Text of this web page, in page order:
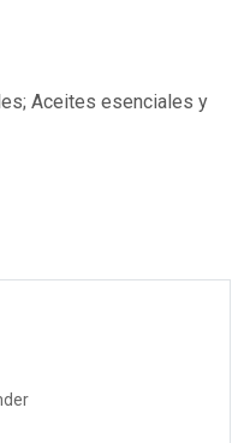
Aceites esenciales y